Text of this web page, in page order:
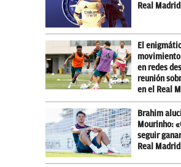
Real Madrid
El
en redes
reunión
en el Real
Brahim
Mourinho:
seguir
Real